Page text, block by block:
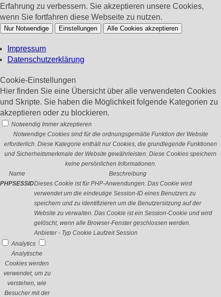
Erfahrung zu verbessern. Sie akzeptieren unsere Cookies,
wenn Sie fortfahren diese Webseite zu nutzen.
Nur Notwendige Einstellungen Alle Cookies akzeptieren
Impressum
Datenschutzerklärung
Cookie-Einstellungen
Hier finden Sie eine Übersicht über alle verwendeten Cookies
und Skripte. Sie haben die Möglichkeit folgende Kategorien zu
akzeptieren oder zu blockieren.
Notwendig Immer akzeptieren
Notwendige Cookies sind für die ordnungsgemäße Funktion der Website
erforderlich. Diese Kategorie enthält nur Cookies, die grundlegende Funktionen
und Sicherheitsmerkmale der Website gewährleisten. Diese Cookies speichern
keine persönlichen Informationen.
Name
Beschreibung
PHPSESSIDDieses Cookie ist für PHP-Anwendungen. Das Cookie wird
verwendet um die eindeutige Session-ID eines Benutzers zu
speichern und zu identifizieren um die Benutzersitzung auf der
Website zu verwalten. Das Cookie ist ein Session-Cookie und wird
gelöscht, wenn alle Browser-Fenster geschlossen werden.
Anbieter - Typ Cookie Laufzeit Session
Analytics
Analytische
Cookies werden
verwendet, um zu
verstehen, wie
Besucher mit der